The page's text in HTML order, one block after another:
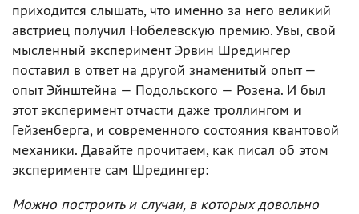
приходится слышать, что именно за него великий
австриец получил Нобелевскую премию. Увы, свой
мысленный эксперимент Эрвин Шредингер
поставил в ответ на другой знаменитый опыт —
опыт Эйнштейна — Подольского — Розена. И был
этот эксперимент отчасти даже троллингом и
Гейзенберга, и современного состояния квантовой
механики. Давайте прочитаем, как писал об этом
эксперименте сам Шредингер:
Можно построить и случаи, в которых довольно